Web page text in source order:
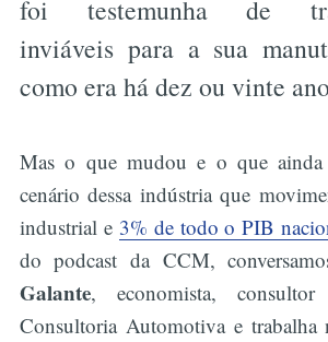
foi testemunha de
inviáveis para a sua
como era há dez ou vinte
Mas o que mudou e o que
cenário dessa indústria que
industrial e 3% de todo o PIB
do podcast da CCM,
Galante, economista,
Consultoria Automotiva e trabalha